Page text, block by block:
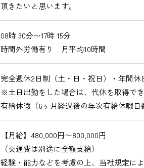
頂きたいと思います。
08時 30分〜17時 15分
時間外労働有り 月平均10時間
完全週休2日制（土・日・祝日）・年間
※土日出勤をした場合は、代休を取得でき
有給休暇（6ヶ月経過後の年次有給休暇日
【月給】480,000円〜800,000円
（交通費は別途に全額支給）
経験・能力などを考慮の上、当社規定に